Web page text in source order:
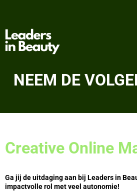
NEEM DE
Creative Online
Ga jij de uitdaging aan bij Leaders in
impactvolle rol met veel autonomie!